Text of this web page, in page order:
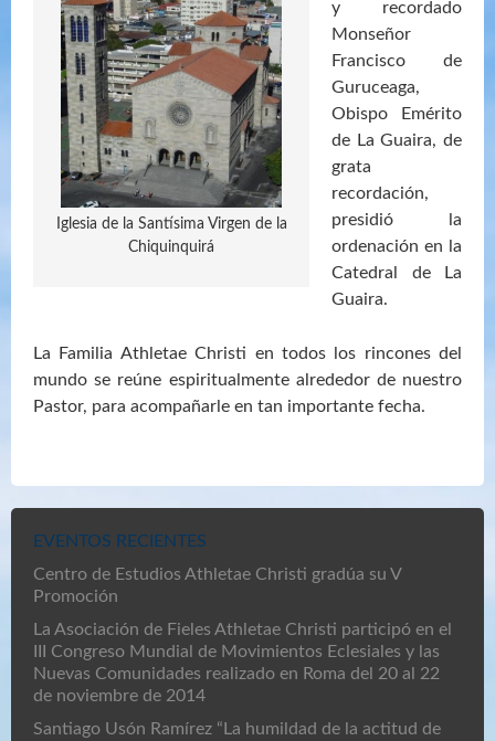
Iglesia de la Santísima Virgen de la
Chiquinquirá
y recordado
Monseñor
Francisco de
Guruceaga,
Obispo Emérito
de La Guaira, de
grata
recordación,
presidió la
ordenación en la
Catedral de La
Guaira.
La Familia Athletae Christi en todos los rincones del
mundo se reúne espiritualmente alrededor de nuestro
Pastor, para acompañarle en tan importante fecha.
EVENTOS RECIENTES
Centro de Estudios Athletae Christi gradúa su V
Promoción
La Asociación de Fieles Athletae Christi participó en el
III Congreso Mundial de Movimientos Eclesiales y las
Nuevas Comunidades realizado en Roma del 20 al 22
de noviembre de 2014
Santiago Usón Ramírez “La humildad de la actitud de